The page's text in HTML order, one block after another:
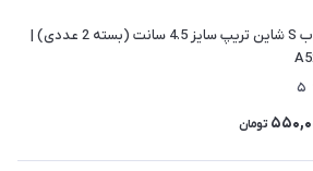
قلاب S شاین تریپ سایز 4.5 سانت (بسته 2 عددی) |
5
تومان